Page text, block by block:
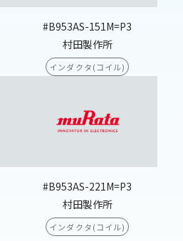
#B953AS-151M=P3
村田製作所
インダクタ(コイル)
#B953AS-221M=P3
村田製作所
インダクタ(コイル)